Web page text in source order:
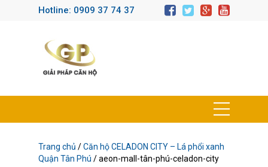
Hotline: 0909 37 74 37
Trang chủ /Căn hộ CELADON CITY – Lá phổi xanh
Quận Tân Phú /aeon-mall-tân-phú-celadon-city